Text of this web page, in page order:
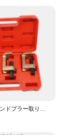
grip,
of rod
build
making
of
a versatile
is
タイロッドエンドプラー取り外しツール、ボールジョイントセパレーター、操作が簡単、実用的なトラックアクセサリー、自動車トレーラー